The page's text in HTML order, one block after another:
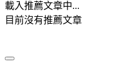
載入推薦文章中...
目前沒有推薦文章